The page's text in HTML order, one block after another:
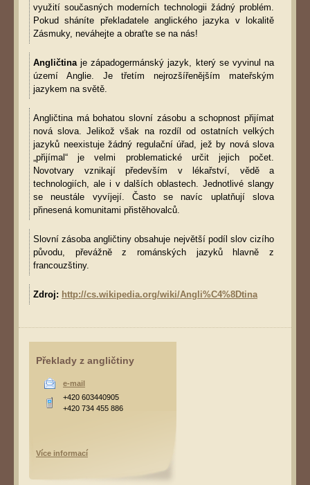
využití současných moderních technologii žádný problém.
Pokud sháníte překladatele anglického jazyka v lokalitě
Zásmuky, neváhejte a obraťte se na nás!
Angličtina je západogermánský jazyk, který se vyvinul na
území Anglie. Je třetím nejrozšířenějším mateřským
jazykem na světě.
Angličtina má bohatou slovní zásobu a schopnost přijímat
nová slova. Jelikož však na rozdíl od ostatních velkých
jazyků neexistuje žádný regulační úřad, jež by nová slova
„přijímal“ je velmi problematické určit jejich počet.
Novotvary vznikají především v lékařství, vědě a
technologiích, ale i v dalších oblastech. Jednotlivé slangy
se neustále vyvíjejí. Často se navíc uplatňují slova
přinesená komunitami přistěhovalců.
Slovní zásoba angličtiny obsahuje největší podíl slov cizího
původu, převážně z románských jazyků hlavně z
francouzštiny.
Zdroj: http://cs.wikipedia.org/wiki/Angli%C4%8Dtina
Překlady z angličtiny
e-mail
+420 603440905
+420 734 455 886
Více informací